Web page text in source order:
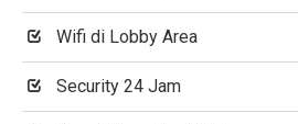
Wifi di Lobby Area
Security 24 Jam